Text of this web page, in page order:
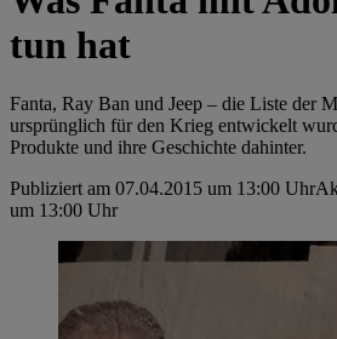
tun hat
Fanta, Ray Ban und Jeep – die Liste der
ursprünglich für den Krieg entwickelt
Produkte und ihre Geschichte dahinter.
Publiziert am 07.04.2015 um 13:00 Uhr
um 13:00 Uhr